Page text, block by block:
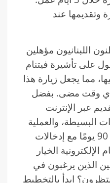
وتقديمها عند
اللبنانيون مؤهلين
على تأشيرة فيتنام
مما يجعل زيارة هذا
أي وقت مضى. بفضل
عبر الإنترنت
البسيطة، والعملية
السريعة، وصلاحية لمدة 90 يومًا مع إدخالات
الخيار
الذين يرغبون في
ابدأ بالتخطيط